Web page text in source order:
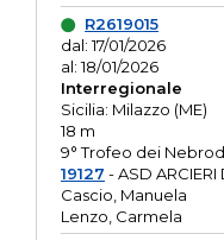
R2619015
dal: 17/01/2026
al: 18/01/2026
Interregionale
Sicilia: Milazzo (ME)
18 m
9° Trofeo dei
19127 - ASD ARCIERI
Cascio, Manuela
Lenzo, Carmela